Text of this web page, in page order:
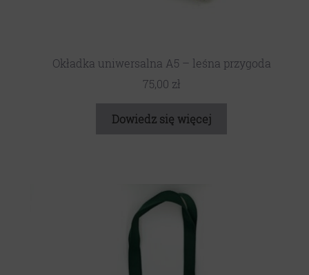
Okładka uniwersalna A5 – leśna przygoda
75,00 zł
Dowiedz się więcej